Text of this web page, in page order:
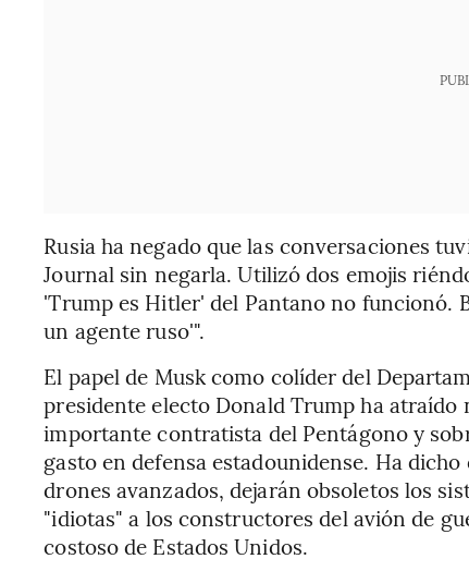
Rusia ha negado que las conversaciones
Journal sin negarla. Utilizó dos emojis
'Trump es Hitler' del Pantano no funcionó.
un agente ruso'".
El papel de Musk como colíder del
presidente electo Donald Trump ha atraído
importante contratista del Pentágono y
gasto en defensa estadounidense. Ha
drones avanzados, dejarán obsoletos los
"idiotas" a los constructores del avión de
costoso de Estados Unidos.